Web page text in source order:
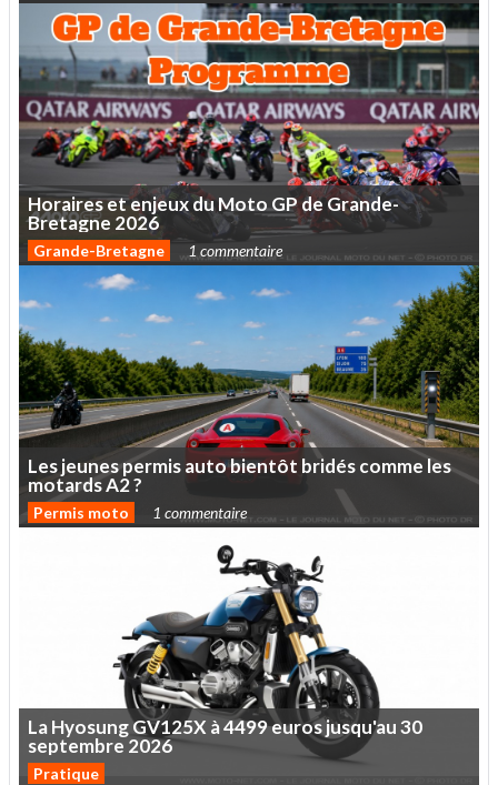
HorairesetenjeuxduMotoGPdeGrande-
Bretagne 2026
Grande-Bretagne 1 commentaire
Lesjeunespermisautobientôt bridéscommeles
motardsA2?
Permis moto 1 commentaire
LaHyosungGV125X à4499eurosjusqu'au30
septembre 2026
Pratique